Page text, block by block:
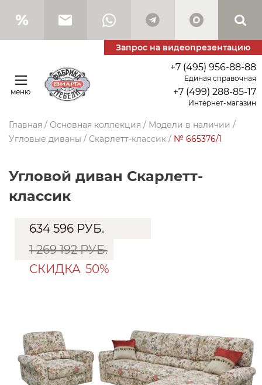
Запрос на видеопрезентацию
меню
+7 (495) 956-88-88
Единая справочная
+7 (499) 288-85-17
Интернет-магазин
Главная / Основная коллекция / Модели в наличии /
Угловые диваны / Скарлетт-классик / № 665376/1
угловой диван Скарлетт-
классик
634 596 РУБ.
1 269 192 РУБ.
СКИДКА 50%